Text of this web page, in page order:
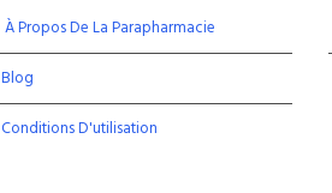
À Propos De La Parapharmacie
Blog
Conditions D'utilisation